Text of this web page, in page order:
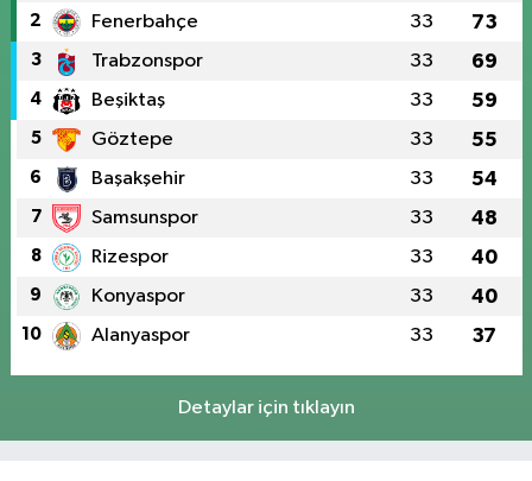
2 Fenerbahçe 33 73
3 Trabzonspor 33 69
4 Beşiktaş 33 59
5 Göztepe 33 55
6 Başakşehir 33 54
7 Samsunspor 33 48
8 Rizespor 33 40
9 Konyaspor 33 40
10 Alanyaspor 33 37
Detaylar için tıklayın